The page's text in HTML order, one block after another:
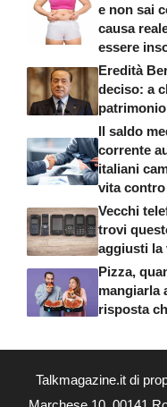
e non sai
causa
essere
Eredità
deciso: a
patrimonio
Il saldo
corrente
italiani
vita
Vecchi
trovi
aggiusti la
Pizza,
mangiarla
risposta
Talkmagazine.it di